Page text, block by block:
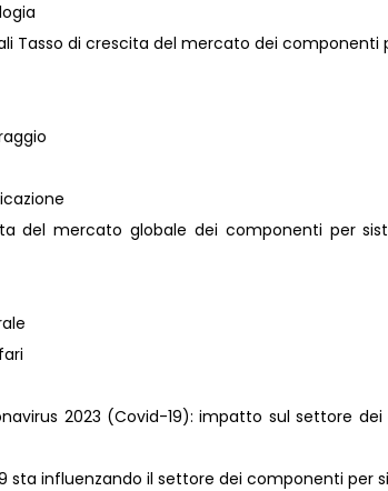
Tasso di crescita del mercato dei
del mercato globale dei componenti per
2023 (Covid-19): impatto sul settore
sta influenzando il settore dei componenti